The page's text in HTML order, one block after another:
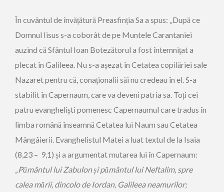
În cuvântul de învățătură Preasfinția Sa a spus: „După ce
Domnul Iisus s-a coborât de pe Muntele Carantaniei
auzind că Sfântul Ioan Botezătorul a fost întemnițat a
plecat în Galileea. Nu s-a așezat în Cetatea copilăriei sale
Nazaret pentru că, conaționalii săi nu credeau în el. S-a
stabilit în Capernaum, care va deveni patria sa. Toți cei
patru evangheliști pomenesc Capernaumul care tradus în
limba română înseamnă Cetatea lui Naum sau Cetatea
Mângâierii. Evanghelistul Matei a luat textul de la Isaia
(8,23 – 9,1) și a argumentat mutarea lui în Capernaum:
„Pământul lui Zabulon și pământul lui Neftalim, spre
calea mării, dincolo de Iordan, Galileea neamurilor;